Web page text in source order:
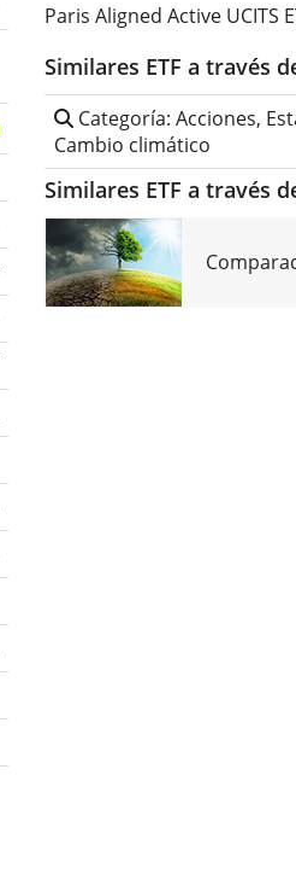
Paris Aligned Active UCITS
Similares ETF a través
Categoría: Acciones,
Cambio climático
Similares ETF a través